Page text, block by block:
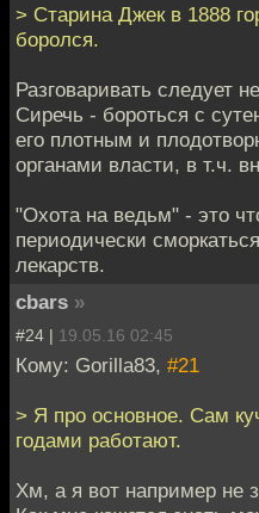
> Старина Джек в 1888
боролся.
Разговаривать следует
Сиречь - бороться с
его плотным и
органами власти, в т.ч.
"Охота на ведьм" - это
периодически
лекарств.
cbars »
#24 | 19.05.16 02:45
Кому: Gorilla83, #21
> Я про основное. Сам
годами работают.
Хм, а я вот например не